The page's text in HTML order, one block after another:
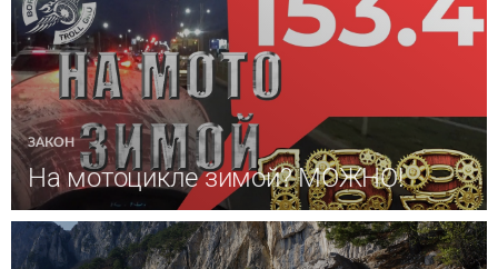
ЗАКОН
На мотоцикле зимой? МОЖНО!